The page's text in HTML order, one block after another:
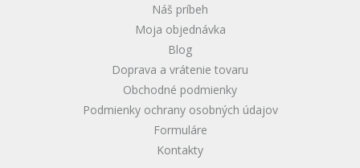
Náš príbeh
Moja objednávka
Blog
Doprava a vrátenie tovaru
Obchodné podmienky
Podmienky ochrany osobných údajov
Formuláre
Kontakty